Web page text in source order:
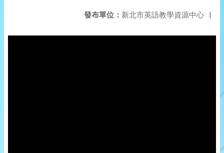
發布單位： 新北市英語教學資源中心 |